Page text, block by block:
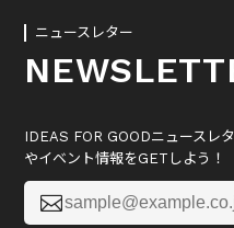
ニュースレター
IDEAS FOR GOODニュースレ
やイベント情報をGETしよう！
